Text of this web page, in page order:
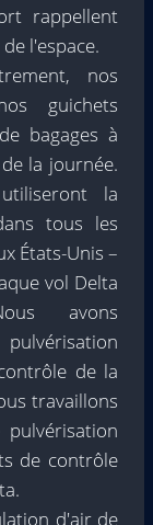
rappellent
l'espace.
nos
guichets
bagages à
la journée.
la
tous les
États-Unis –
vol Delta
avons
de la
travaillons
de contrôle
d'air de